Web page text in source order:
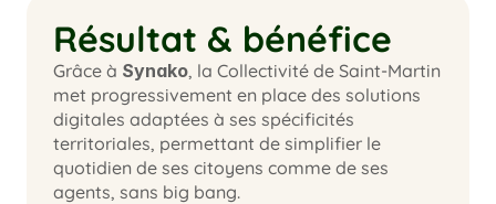
Résultat & bénéfice
Grâce à Synako, la Collectivité de Saint-Martin
met progressivement en place des solutions
digitales adaptées à ses spécificités
territoriales, permettant de simplifier le
quotidien de ses citoyens comme de ses
agents, sans big bang.